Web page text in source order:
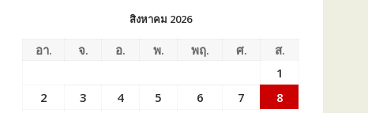
สิงหาคม 2026
อา. จ. อ. พ. พฤ. ศ.
ส.
1
2
3 4 5 6 7
8